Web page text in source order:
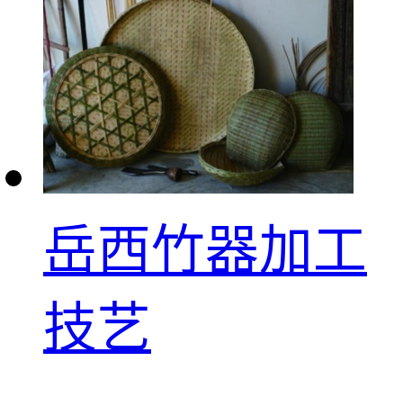
岳西竹器加工
技艺